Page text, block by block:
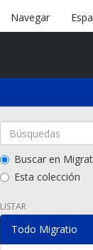
Navegar
Buscar en
Esta colección
LISTAR
Todo Migratio